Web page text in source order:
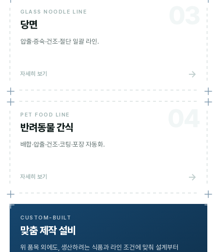
GLASS NOODLE LINE
당면
압출·증숙·건조·절단 일괄 라인.
자세히 보기 →
PET FOOD LINE
반려동물 간식
배합·압출·건조·코팅·포장 자동화.
자세히 보기 →
CUSTOM-BUILT
맞춤 제작 설비
위 품목 외에도, 생산하려는 식품과 라인 조건에 맞춰 설계부터